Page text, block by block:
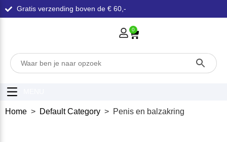
Gratis verzending boven de € 60,-
0
Home > Default Category > Penis en balzakring